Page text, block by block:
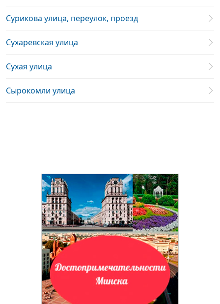
Сурикова улица, переулок, проезд
Сухаревская улица
Сухая улица
Сырокомли улица